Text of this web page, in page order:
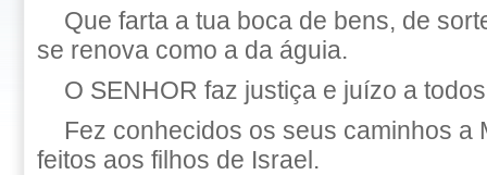
Que farta a tua boca de bens, de
se renova como a da águia.
O SENHOR faz justiça e juízo a
Fez conhecidos os seus caminhos a
feitos aos filhos de Israel.